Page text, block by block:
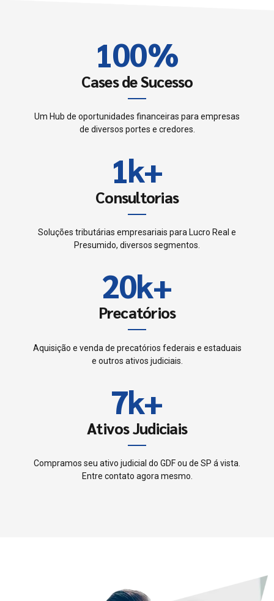
1
2
3
5
6
7
8
9
0
00%
Cases de Sucesso
Um Hub de oportunidades financeiras para empresas
de diversos portes e credores.
0
1
2
3
4
5
6
7
8
9
0
k+
Consultorias
Soluções tributárias empresariais para Lucro Real e
Presumido, diversos segmentos.
0
1
2
3
4
5
6
7
8
3
4
5
6
7
8
9
0k+
Precatórios
Aquisição e venda de precatórios federais e estaduais
e outros ativos judiciais.
0
1
2
3
4
5
6
7
8
9
k+
Ativos Judiciais
Compramos seu ativo judicial do GDF ou de SP á vista.
Entre contato agora mesmo.